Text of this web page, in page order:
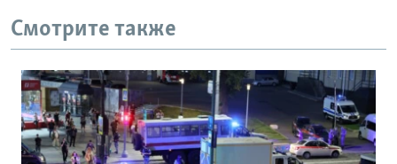
Смотрите также